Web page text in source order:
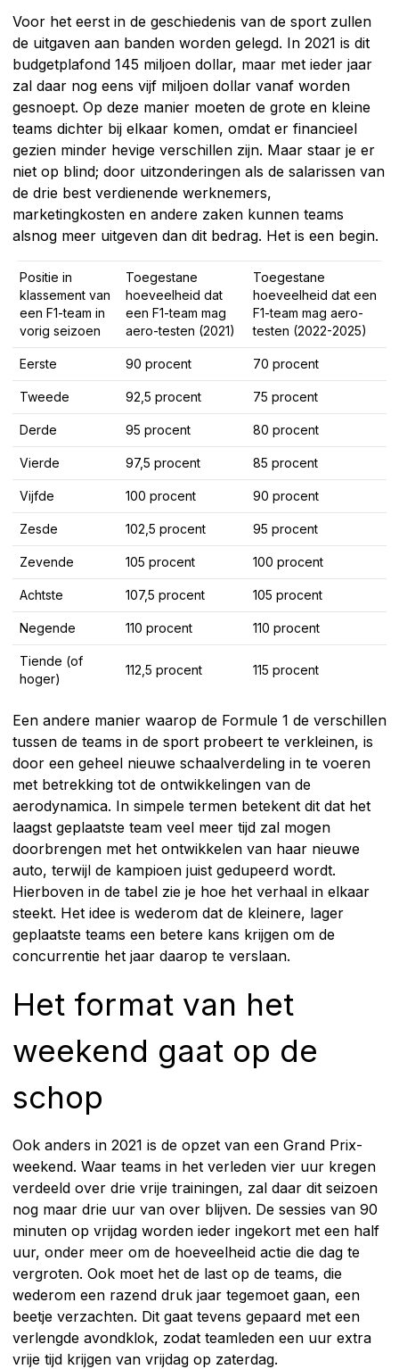
Voor het eerst in de geschiedenis van de sport zullen
de uitgaven aan banden worden gelegd. In 2021 is dit
budgetplafond 145 miljoen dollar, maar met ieder jaar
zal daar nog eens vijf miljoen dollar vanaf worden
gesnoept. Op deze manier moeten de grote en kleine
teams dichter bij elkaar komen, omdat er financieel
gezien minder hevige verschillen zijn. Maar staar je er
niet op blind; door uitzonderingen als de salarissen van
de drie best verdienende werknemers,
marketingkosten en andere zaken kunnen teams
alsnog meer uitgeven dan dit bedrag. Het is een begin.
Positie in
klassement van
een F1-team in
vorig seizoen
Toegestane
hoeveelheid dat
een F1-team mag
aero-testen (2021)
Toegestane
hoeveelheid dat een
F1-team mag aero-
testen (2022-2025)
Eerste 90 procent 70 procent
Tweede 92,5 procent 75 procent
Derde 95 procent 80 procent
Vierde 97,5 procent 85 procent
Vijfde 100 procent 90 procent
Zesde 102,5 procent 95 procent
Zevende 105 procent 100 procent
Achtste 107,5 procent 105 procent
Negende 110 procent 110 procent
Tiende (of
hoger)
112,5 procent 115 procent
Een andere manier waarop de Formule 1 de verschillen
tussen de teams in de sport probeert te verkleinen, is
door een geheel nieuwe schaalverdeling in te voeren
met betrekking tot de ontwikkelingen van de
aerodynamica. In simpele termen betekent dit dat het
laagst geplaatste team veel meer tijd zal mogen
doorbrengen met het ontwikkelen van haar nieuwe
auto, terwijl de kampioen juist gedupeerd wordt.
Hierboven in de tabel zie je hoe het verhaal in elkaar
steekt. Het idee is wederom dat de kleinere, lager
geplaatste teams een betere kans krijgen om de
concurrentie het jaar daarop te verslaan.
Het format van het
weekend gaat op de
schop
Ook anders in 2021 is de opzet van een Grand Prix-
weekend. Waar teams in het verleden vier uur kregen
verdeeld over drie vrije trainingen, zal daar dit seizoen
nog maar drie uur van over blijven. De sessies van 90
minuten op vrijdag worden ieder ingekort met een half
uur, onder meer om de hoeveelheid actie die dag te
vergroten. Ook moet het de last op de teams, die
wederom een razend druk jaar tegemoet gaan, een
beetje verzachten. Dit gaat tevens gepaard met een
verlengde avondklok, zodat teamleden een uur extra
vrije tijd krijgen van vrijdag op zaterdag.